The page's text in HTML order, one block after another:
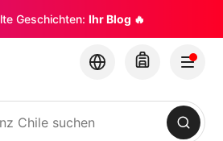
Geschichten: Ihr Blog 🔥